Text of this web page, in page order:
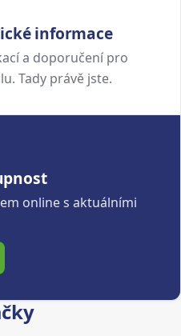
informace
a doporučení pro
Tady právě jste.
online s aktuálními